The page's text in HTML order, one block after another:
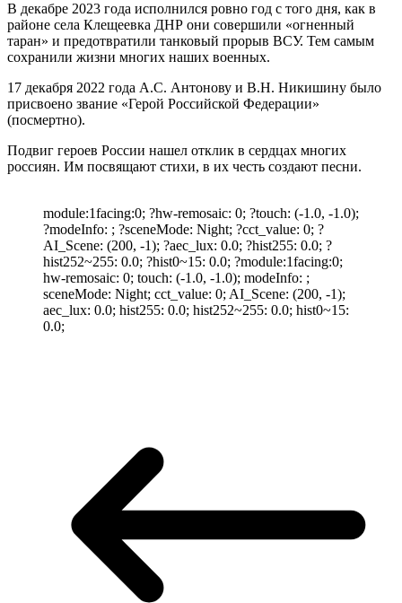
В декабре 2023 года исполнился ровно год с того дня, как в
районе села Клещеевка ДНР они совершили «огненный
таран» и предотвратили танковый прорыв ВСУ. Тем самым
сохранили жизни многих наших военных.
17 декабря 2022 года А.С. Антонову и В.Н. Никишину было
присвоено звание «Герой Российской Федерации»
(посмертно).
Подвиг героев России нашел отклик в сердцах многих
россиян. Им посвящают стихи, в их честь создают песни.
module:1facing:0; ?hw-remosaic: 0; ?touch: (-1.0, -1.0);
?modeInfo: ; ?sceneMode: Night; ?cct_value: 0; ?
AI_Scene: (200, -1); ?aec_lux: 0.0; ?hist255: 0.0; ?
hist252~255: 0.0; ?hist0~15: 0.0; ?module:1facing:0;
hw-remosaic: 0; touch: (-1.0, -1.0); modeInfo: ;
sceneMode: Night; cct_value: 0; AI_Scene: (200, -1);
aec_lux: 0.0; hist255: 0.0; hist252~255: 0.0; hist0~15:
0.0;